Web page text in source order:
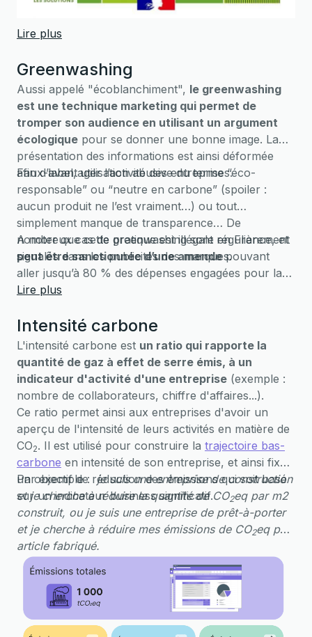
(politique, citoyens et acteurs privés).
Lire plus
Greenwashing
Aussi appelé "écoblanchiment", le greenwashing
est une technique marketing qui permet de
tromper son audience en utilisant un argument
écologique pour se donner une bonne image. La
présentation des informations est ainsi déformée
afin d’avantager l’activité des entreprises.
Faux-label, utilisation abusive du terme “éco-
responsable” ou “neutre en carbone” (spoiler :
aucun produit ne l’est vraiment…) ou tout
simplement manque de transparence… De
nombreux cas de greenwashing sont régulièrement
signalés dans les publicités des marques.
A noter que cette pratique est illégale en France, et
peut être sanctionnée d’une amendepouvant
aller jusqu’à 80 % des dépenses engagées pour la
réalisation de la publicité.
Lire plus
Intensité carbone
L'intensité carbone est un ratio qui rapporte la
quantité de gaz à effet de serre émis, à un
indicateur d'activité d'une entreprise (exemple :
nombre de collaborateurs, chiffre d'affaires...).
Ce ratio permet ainsi aux entreprises d'avoir un
aperçu de l'intensité de leurs activités en matière de
CO2. Il est utilisé pour construire la trajectoire bas-
carbone en intensité de son entreprise, et ainsi fixer
un objectif de réduction des émissions qui soit basé
sur un indicateur business significatif.
Par exemple :je suis une entreprise de construction
et je cherche à réduire la quantité de CO2eq par m2
construit, ou je suis une entreprise de prêt-à-porter
et je cherche à réduire mes émissions de CO2eq par
article fabriqué.